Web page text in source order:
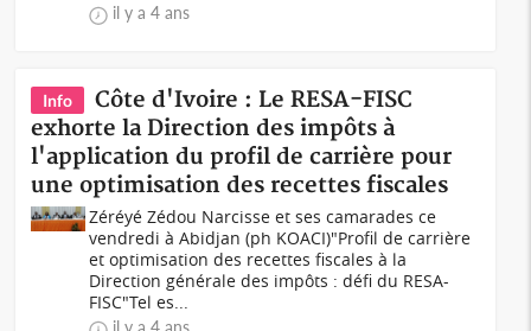
il y a 4 ans
Info
Côte d'Ivoire : Le RESA-FISC
exhorte la Direction des impôts à
l'application du profil de carrière pour
une optimisation des recettes fiscales
Zéréyé Zédou Narcisse et ses camarades ce
vendredi à Abidjan (ph KOACI)"Profil de carrière
et optimisation des recettes fiscales à la
Direction générale des impôts : défi du RESA-
FISC"Tel es...
il y a 4 ans